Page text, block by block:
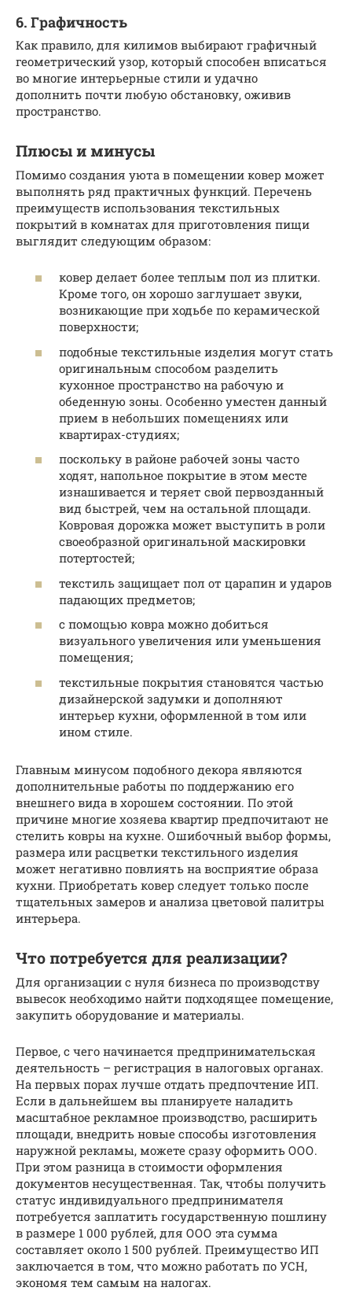
6. Графичность
Как правило, для килимов выбирают графичный
геометрический узор, который способен вписаться
во многие интерьерные стили и удачно
дополнить почти любую обстановку, оживив
пространство.
Плюсы и минусы
Помимо создания уюта в помещении ковер может
выполнять ряд практичных функций. Перечень
преимуществ использования текстильных
покрытий в комнатах для приготовления пищи
выглядит следующим образом:
ковер делает более теплым пол из плитки.
Кроме того, он хорошо заглушает звуки,
возникающие при ходьбе по керамической
поверхности;
подобные текстильные изделия могут стать
оригинальным способом разделить
кухонное пространство на рабочую и
обеденную зоны. Особенно уместен данный
прием в небольших помещениях или
квартирах-студиях;
поскольку в районе рабочей зоны часто
ходят, напольное покрытие в этом месте
изнашивается и теряет свой первозданный
вид быстрей, чем на остальной площади.
Ковровая дорожка может выступить в роли
своеобразной оригинальной маскировки
потертостей;
текстиль защищает пол от царапин и ударов
падающих предметов;
с помощью ковра можно добиться
визуального увеличения или уменьшения
помещения;
текстильные покрытия становятся частью
дизайнерской задумки и дополняют
интерьер кухни, оформленной в том или
ином стиле.
Главным минусом подобного декора являются
дополнительные работы по поддержанию его
внешнего вида в хорошем состоянии. По этой
причине многие хозяева квартир предпочитают не
стелить ковры на кухне. Ошибочный выбор формы,
размера или расцветки текстильного изделия
может негативно повлиять на восприятие образа
кухни. Приобретать ковер следует только после
тщательных замеров и анализа цветовой палитры
интерьера.
Что потребуется для реализации?
Для организации с нуля бизнеса по производству
вывесок необходимо найти подходящее помещение,
закупить оборудование и материалы.
Первое, с чего начинается предпринимательская
деятельность – регистрация в налоговых органах.
На первых порах лучше отдать предпочтение ИП.
Если в дальнейшем вы планируете наладить
масштабное рекламное производство, расширить
площади, внедрить новые способы изготовления
наружной рекламы, можете сразу оформить ООО.
При этом разница в стоимости оформления
документов несущественная. Так, чтобы получить
статус индивидуального предпринимателя
потребуется заплатить государственную пошлину
в размере 1 000 рублей, для ООО эта сумма
составляет около 1 500 рублей. Преимущество ИП
заключается в том, что можно работать по УСН,
экономя тем самым на налогах.